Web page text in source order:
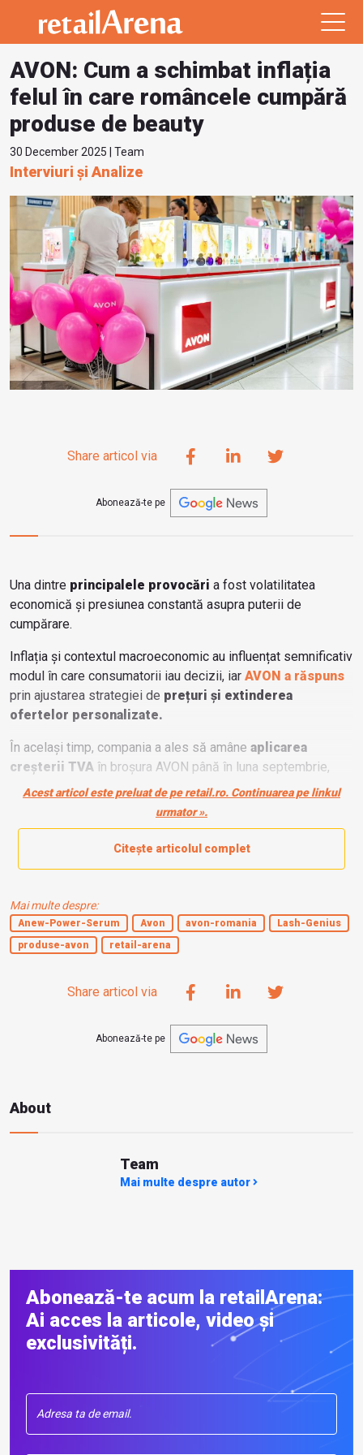
AVON: Cum a schimbat inflația
felul în care româncele cumpără
produse de beauty
30 December 2025 | Team
Interviuri și Analize
Share articol via
Abonează-te pe
Una dintre principalele provocări a fost volatilitatea
economică și presiunea constantă asupra puterii de
cumpărare.
Inflația și contextul macroeconomic au influențat semnificativ
modul în care consumatorii iau decizii, iar AVON a răspuns
prin ajustarea strategiei de prețuri și extinderea
ofertelor personalizate.
În același timp, compania a ales să amâne aplicarea
creșterii TVA în broșura AVON până în luna septembrie,
pentru a oferi consumatorilor o tranziție mai echilibratăîntr-
un context economic sensibil.
Acest articol este preluat de pe retail.ro. Continuarea pe linkul
urmator ».
Citește articolul complet
Mai multe despre:
Anew-Power-Serum Avon avon-romania
Lash-Genius
produse-avon
retail-arena
Share articol via
Abonează-te pe
About
Team
Mai multe despre autor
Abonează-te acum la retailArena:
Ai acces la articole, video și
exclusivități.